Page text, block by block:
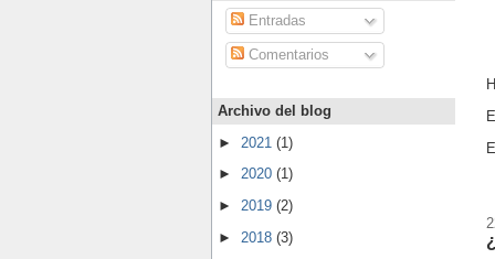
Entradas
Comentarios
Archivo del blog
► 2021 (1)
► 2020 (1)
► 2019 (2)
► 2018 (3)